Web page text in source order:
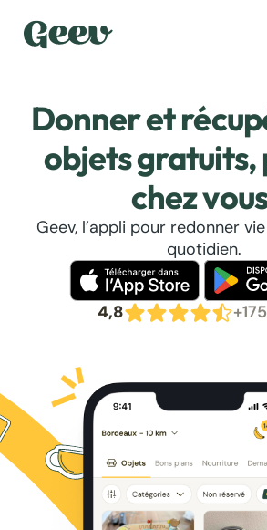
Donner et
objets gratuits,
chez
Geev, l’appli pour redonner
quotidien.
4,8